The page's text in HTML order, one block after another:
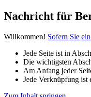
Nachricht für
Willkommen! Sofern Sie
Jede Seite ist in
Die wichtigsten
Am Anfang jeder
Jede Verknüpfung ist